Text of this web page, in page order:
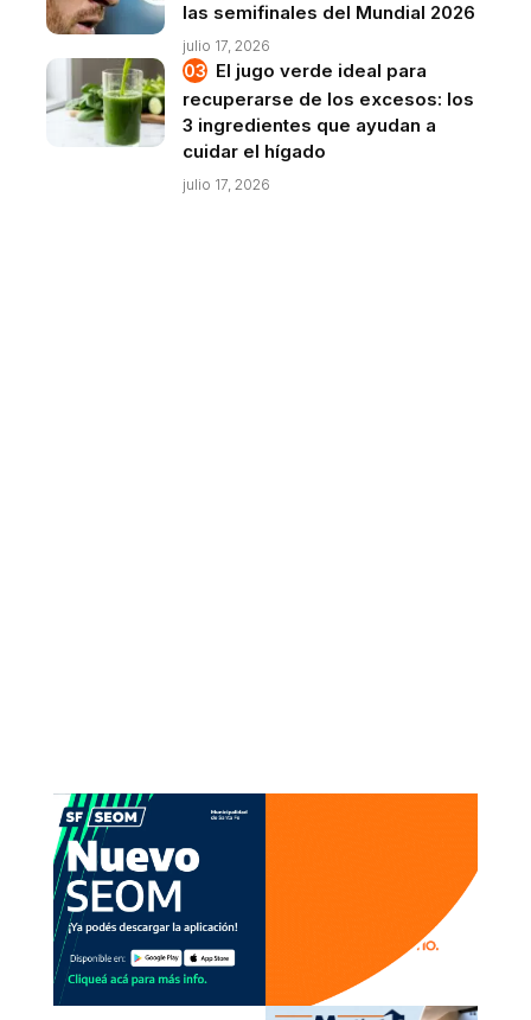
las semifinales del Mundial 2026
julio 17, 2026
El jugo verde ideal para
recuperarse de los excesos: los
3 ingredientes que ayudan a
cuidar el hígado
julio 17, 2026